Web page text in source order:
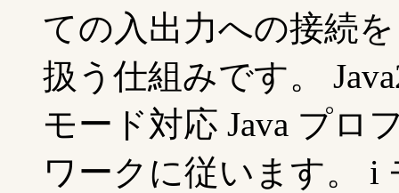
ての入出力への接続
扱う仕組みです。
モード対応 Java プロ
ワークに従います。 i